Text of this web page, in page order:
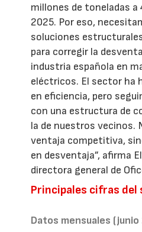
millones de toneladas a
2025. Por eso,
soluciones
para corregir la
industria española en
eléctricos. El sector ha
en eficiencia, pero
con una estructura de
la de nuestros vecinos.
ventaja competitiva,
en desventaja”, afirma
directora general de
Principales cifras
Datos mensuales